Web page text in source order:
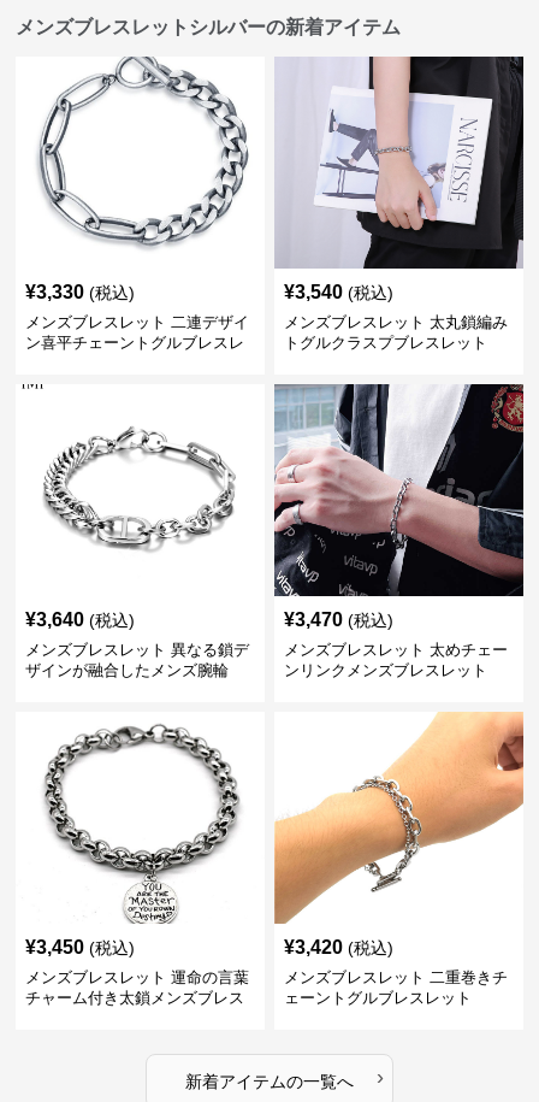
メンズブレスレットシルバーの新着アイテム
¥3,330 (税込)
メンズブレスレット 二連デザイ
ン喜平チェーントグルブレスレ
¥3,540 (税込)
メンズブレスレット 太丸鎖編み
トグルクラスプブレスレット
¥3,640 (税込)
メンズブレスレット 異なる鎖デ
ザインが融合したメンズ腕輪
¥3,470 (税込)
メンズブレスレット 太めチェー
ンリンクメンズブレスレット
¥3,450 (税込)
メンズブレスレット 運命の言葉
チャーム付き太鎖メンズブレス
¥3,420 (税込)
メンズブレスレット 二重巻きチ
ェーントグルブレスレット
新着アイテムの一覧へ ›